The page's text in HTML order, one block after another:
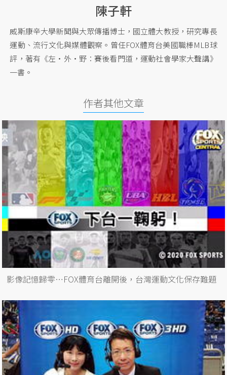
陳子軒
威斯康辛大學新聞與大眾傳播博士，國立體大教授，研究專長
運動、流行文化與媒體觀察。曾任FOX體育台美國職棒MLB球
評，著有《左‧外‧野︰賽後看門道，運動社會學家大聲講》
一書。
作者其他文章
影像記憶歸零…FOX體育台離開後，台灣運動文化保存難題